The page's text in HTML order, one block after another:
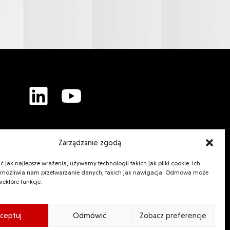
Zarządzanie zgodą
jak najlepsze wrażenia, używamy technologii takich jak pliki cookie. Ich
nam przetwarzanie danych, takich jak nawigacja. Odmowa może
funkcje.
Odmówić Zobacz preferencje
Kervilou